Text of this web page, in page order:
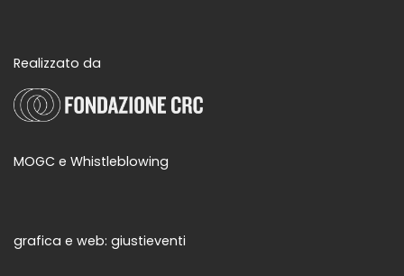
Realizzato da
MOGC e Whistleblowing
grafica e web: giustieventi